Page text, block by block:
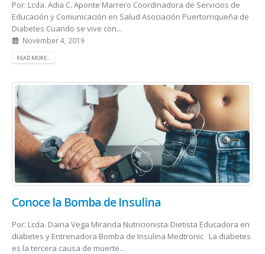
Por: Lcda. Adia C. Aponte Marrero Coordinadora de Servicios de
Educación y Comunicación en Salud Asociación Puertorriqueña de
Diabetes Cuando se vive con...
November 4, 2019
READ MORE...
Conoce la Bomba de Insulina
Por: Lcda. Daina Vega Miranda Nutricionista-Dietista Educadora en
diabetes y Entrenadora Bomba de Insulina Medtronic La diabetes
es la tercera causa de muerte...